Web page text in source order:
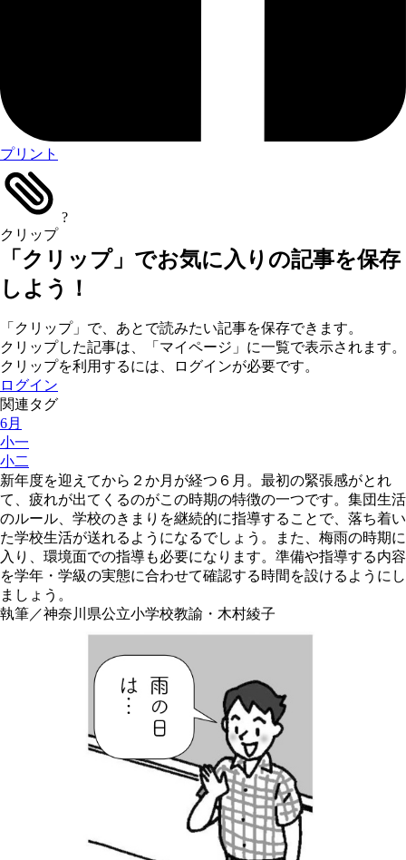
プリント
クリップ
?
「クリップ」でお気に入りの記事を保存
しよう！
「クリップ」で、あとで読みたい記事を保存できます。
クリップした記事は、「マイページ」に一覧で表示されます。
クリップを利用するには、ログインが必要です。
ログイン
関連タグ
6月
小一
小二
新年度を迎えてから２か月が経つ６月。最初の緊張感がとれ
て、疲れが出てくるのがこの時期の特徴の一つです。集団生活
のルール、学校のきまりを継続的に指導することで、落ち着い
た学校生活が送れるようになるでしょう。また、梅雨の時期に
入り、環境面での指導も必要になります。準備や指導する内容
を学年・学級の実態に合わせて確認する時間を設けるようにし
ましょう。
執筆／神奈川県公立小学校教諭・木村綾子